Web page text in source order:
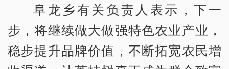
阜龙乡有关负责人表示，下一
步，将继续做大做强特色农业产业，
稳步提升品牌价值，不断拓宽农民增